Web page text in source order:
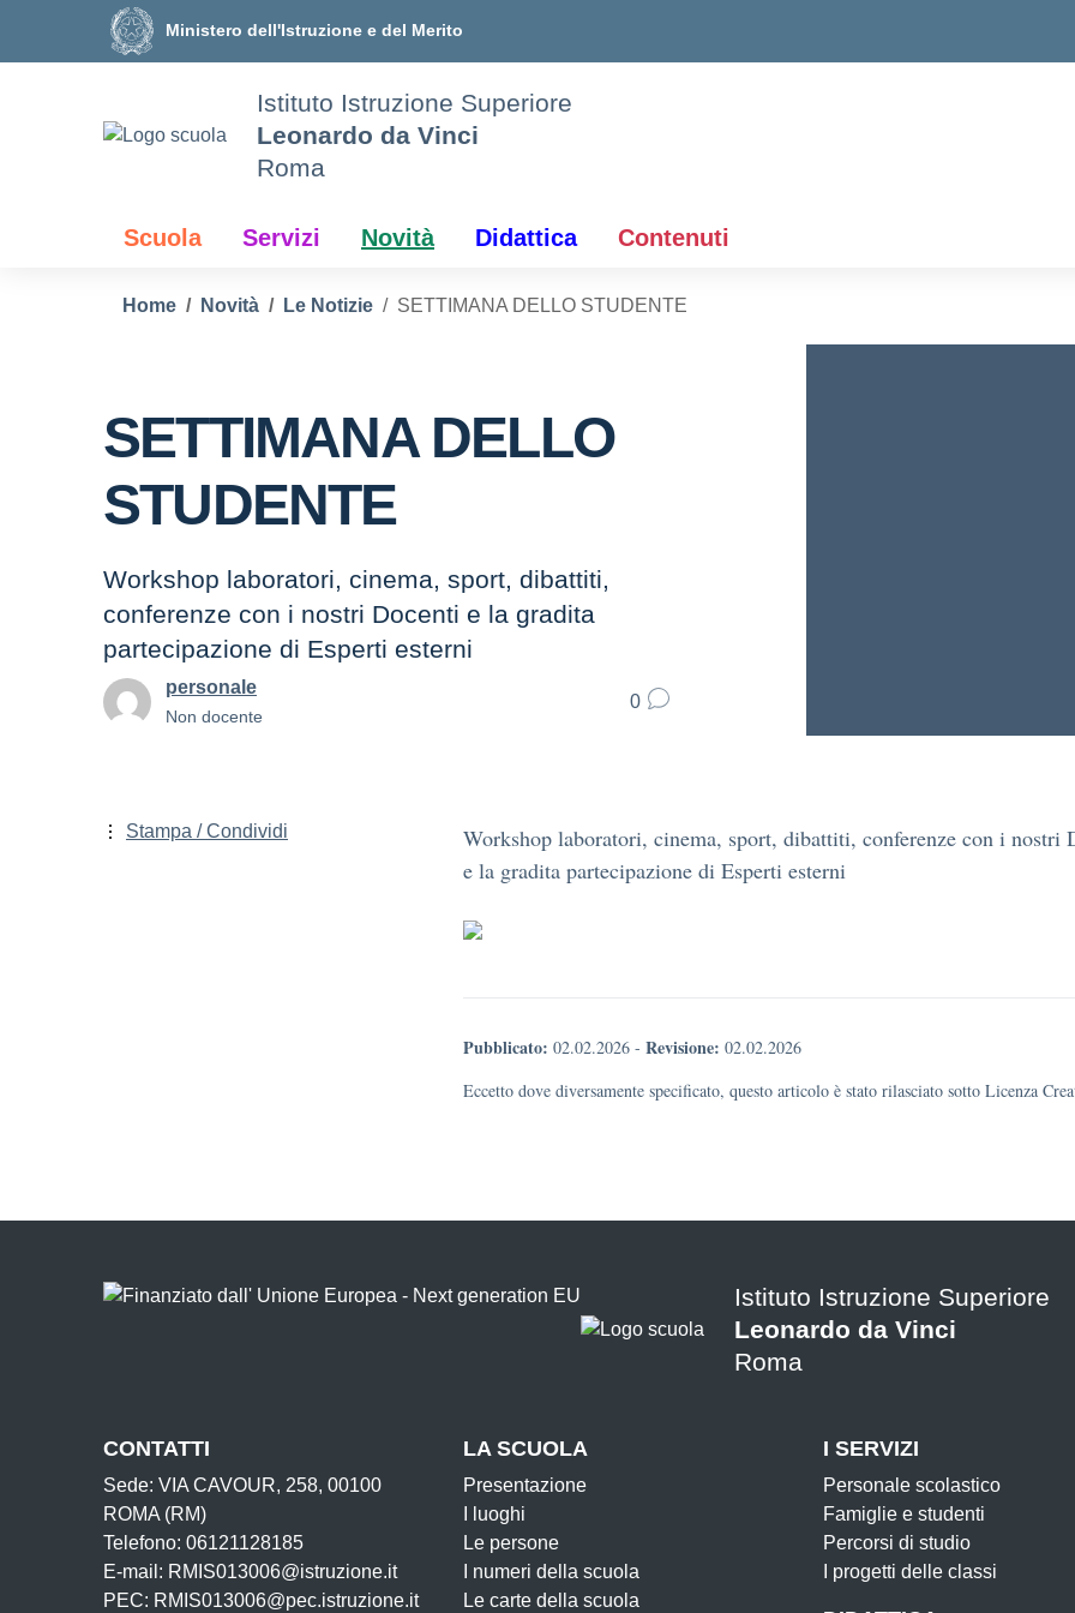
Vai ai contenuti
Vai al menu di navigazione
Ministero dell'Istruzione e del Merito
Istituto Istruzione Superiore
Leonardo da Vinci
Roma
Scuola Servizi Novità Didattica Contenuti
Home Novità Le Notizie SETTIMANA DELLO STUDENTE
SETTIMANA DELLO
STUDENTE
Workshop laboratori, cinema, sport, dibattiti,
conferenze con i nostri Docenti e la gradita
partecipazione di Esperti esterni
personale
Non docente
0
Workshop laboratori, cinema, sport, dibattiti, conferenze con i nostri
e la gradita partecipazione di Esperti esterni
Pubblicato: 02.02.2026 - Revisione: 02.02.2026
Eccetto dove diversamente specificato, questo articolo è stato rilasciato sotto Licenza
Stampa / Condividi
Istituto Istruzione Superiore
Leonardo da Vinci
Roma
CONTATTI
Sede: VIA CAVOUR, 258, 00100
ROMA (RM)
Telefono: 06121128185
E-mail: RMIS013006@istruzione.it
PEC: RMIS013006@pec.istruzione.it
LA SCUOLA
Presentazione
I luoghi
Le persone
I numeri della scuola
Le carte della scuola
I SERVIZI
Personale scolastico
Famiglie e studenti
Percorsi di studio
I progetti delle classi